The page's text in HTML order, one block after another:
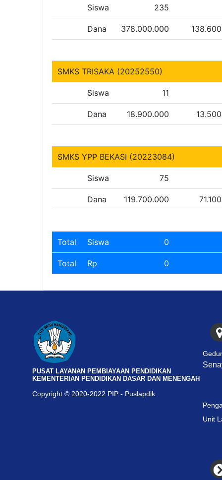
Siswa 235
Dana 378.000.000
SMKS TRISAKA (20252550)
Siswa 11
Dana 18.900.000
SMKS YPP BEKASI (20223084)
Siswa 75
Dana 119.700.000
Total Siswa 0
Total Rp 0
PUSAT LAYANAN PEMBIAYAAN PENDIDIKAN
KEMENTERIAN PENDIDIKAN DASAR DAN MENENGAH
Copyright © 2020-2022 PIP - Puslapdik
Unit